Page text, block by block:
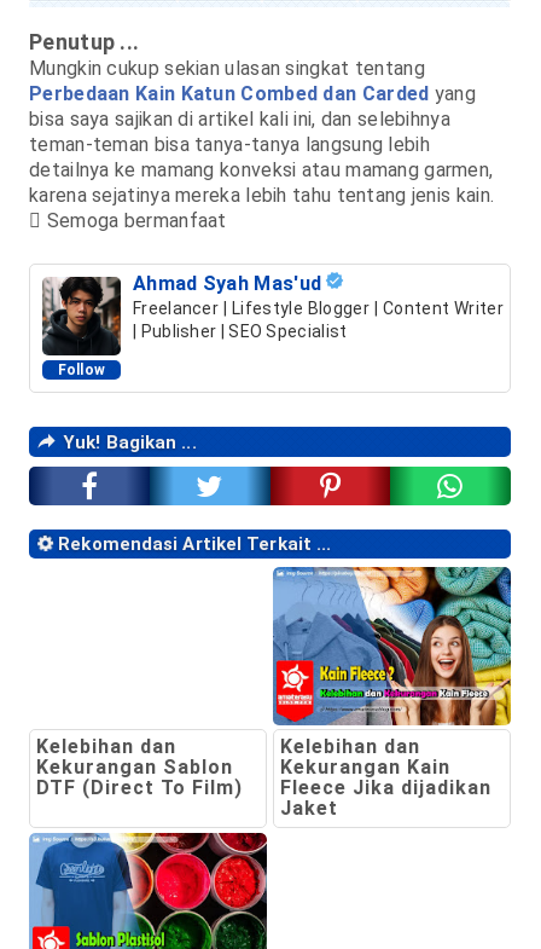
Penutup ...
Mungkin cukup sekian ulasan singkat tentang
Perbedaan Kain Katun Combed dan Carded yang
bisa saya sajikan di artikel kali ini, dan selebihnya
teman-teman bisa tanya-tanya langsung lebih
detailnya ke mamang konveksi atau mamang garmen,
karena sejatinya mereka lebih tahu tentang jenis kain.
 Semoga bermanfaat
Follow
Ahmad Syah Mas'ud
Freelancer | Lifestyle Blogger | Content Writer
| Publisher | SEO Specialist
Yuk! Bagikan ...
Rekomendasi Artikel Terkait ...
Kelebihan dan
Kekurangan Sablon
DTF (Direct To Film)
Kelebihan dan
Kekurangan Kain
Fleece Jika dijadikan
Jaket